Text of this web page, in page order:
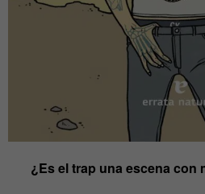
¿Es el trap una escena con